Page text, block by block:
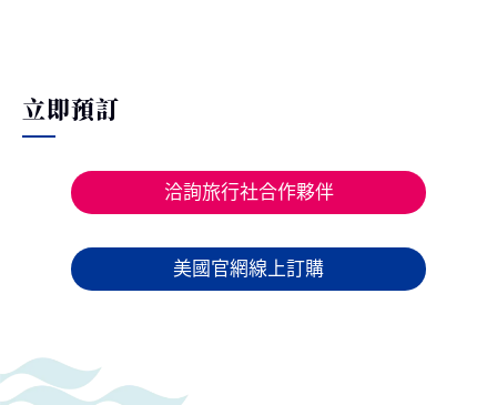
立即預訂
洽詢旅行社合作夥伴
美國官網線上訂購